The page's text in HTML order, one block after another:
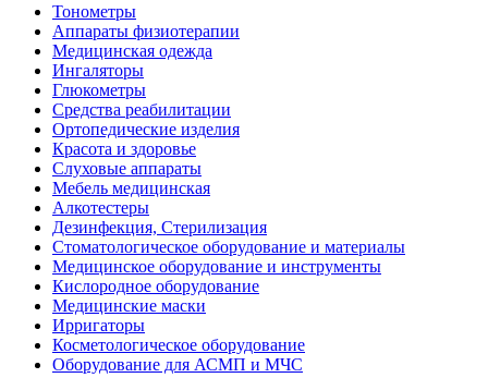
Тонометры
Аппараты физиотерапии
Медицинская одежда
Ингаляторы
Глюкометры
Средства реабилитации
Ортопедические изделия
Красота и здоровье
Слуховые аппараты
Мебель медицинская
Алкотестеры
Дезинфекция, Стерилизация
Стоматологическое оборудование и материалы
Медицинское оборудование и инструменты
Кислородное оборудование
Медицинские маски
Ирригаторы
Косметологическое оборудование
Оборудование для АСМП и МЧС